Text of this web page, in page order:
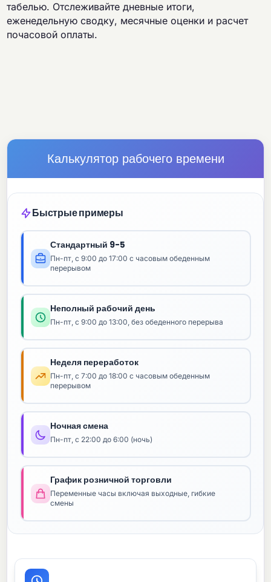
табелью. Отслеживайте дневные итоги,
еженедельную сводку, месячные оценки и расчет
почасовой оплаты.
Калькулятор рабочего времени
Быстрые примеры
Стандартный 9-5
Пн-пт, с 9:00 до 17:00 с часовым обеденным
перерывом
Неполный рабочий день
Пн-пт, с 9:00 до 13:00, без обеденного перерыва
Неделя переработок
Пн-пт, с 7:00 до 18:00 с часовым обеденным
перерывом
Ночная смена
Пн-пт, с 22:00 до 6:00 (ночь)
График розничной торговли
Переменные часы включая выходные, гибкие
смены